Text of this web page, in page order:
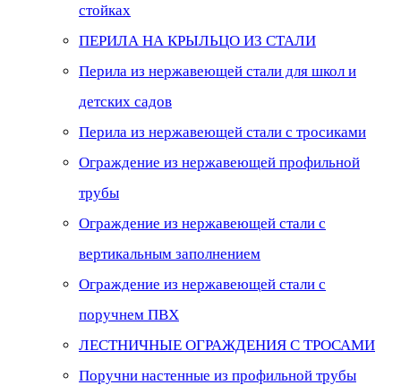
стойках
ПЕРИЛА НА КРЫЛЬЦО ИЗ СТАЛИ
Перила из нержавеющей стали для школ и
детских садов
Перила из нержавеющей стали с тросиками
Ограждение из нержавеющей профильной
трубы
Ограждение из нержавеющей стали с
вертикальным заполнением
Ограждение из нержавеющей стали с
поручнем ПВХ
ЛЕСТНИЧНЫЕ ОГРАЖДЕНИЯ С ТРОСАМИ
Поручни настенные из профильной трубы